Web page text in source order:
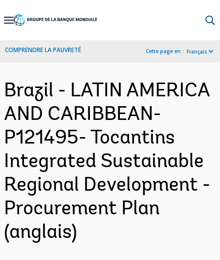
Skip
Navigation
COMPRENDRE LA PAUVRETÉ Cette page en : Français
Brazil - LATIN AMERICA
AND CARIBBEAN-
P121495- Tocantins
Integrated Sustainable
Regional Development -
Procurement Plan
(anglais)